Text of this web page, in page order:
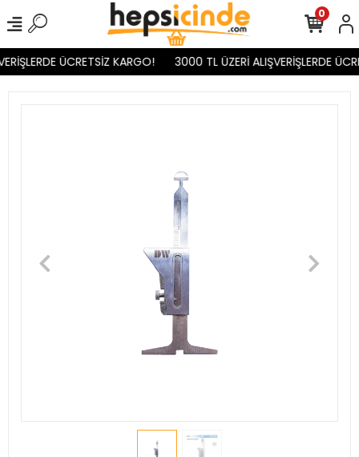
ÜCRETSİZ KARGO! 3000 TL ÜZERİ ALIŞVERİŞLERDE
0